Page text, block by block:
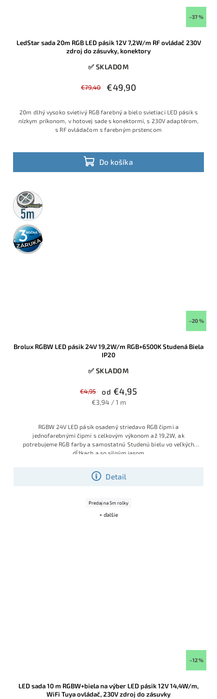
–37 %
LedStar sada 20m RGB LED pásik 12V 7,2W/m RF ovládač 230V
zdroj do zásuvky, konektory
✅ SKLADOM
€79,40 €49,90
Do košíka
20m dlhý vysoko svietivý RGB farebný a bielo svietiaci LED pásik s
nízkym príkonom, v hotovej sade s konektormi, s 230V adaptérom,
s RF ovládačom s farebným prstencom
5m
rolka
3 roky
záruka
–20 %
Brolux RGBW LED pásik 24V 19,2W/m RGB+6500K Studená Biela
IP20
✅ SKLADOM
€4,95 od €4,95
€3,94 / 1 m
Detail
RGBW 24V LED pásik osadený striedavo RGB čipmi a
jednofarebnými čipmi s celkovým výkonom až 19,2W, ak
potrebujeme RGB farby a samostatnú Studenú bielu vo veľkých
dĺžkach a so silným jasom
Predaj na 5m rolky
+ ďalšie
–12 %
LED sada 10 m RGBW+biela na výber LED pásik 12V 14,4W/m,
WiFi Tuya ovládač, 230V zdroj do zásuvky